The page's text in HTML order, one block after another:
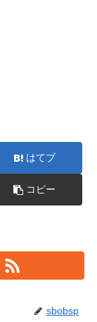
はてブ
コピー
sbobsp